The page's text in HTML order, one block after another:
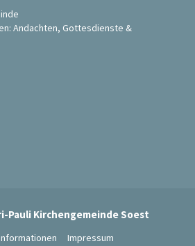
Andachten, Gottesdienste &
Pauli Kirchengemeinde Soest
Impressum